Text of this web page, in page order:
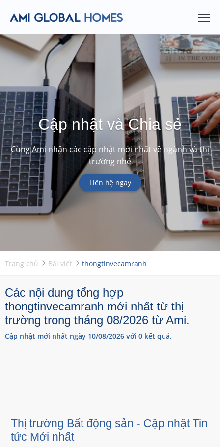
Cập nhật và Chia sẻ
Cùng Ami nhận các cập nhật mới nhất về ngành và thị
trường nhé
Liên hệ ngay
Trang chủ Bài viết thongtinvecamranh
Các nội dung tổng hợp
thongtinvecamranh mới nhất từ thị
trường trong tháng 08/2026 từ Ami.
Cập nhật mới nhất ngày 10/08/2026 với 0 kết quả.
Thị trường Bất động sản - Cập nhật Tin
tức Mới nhất